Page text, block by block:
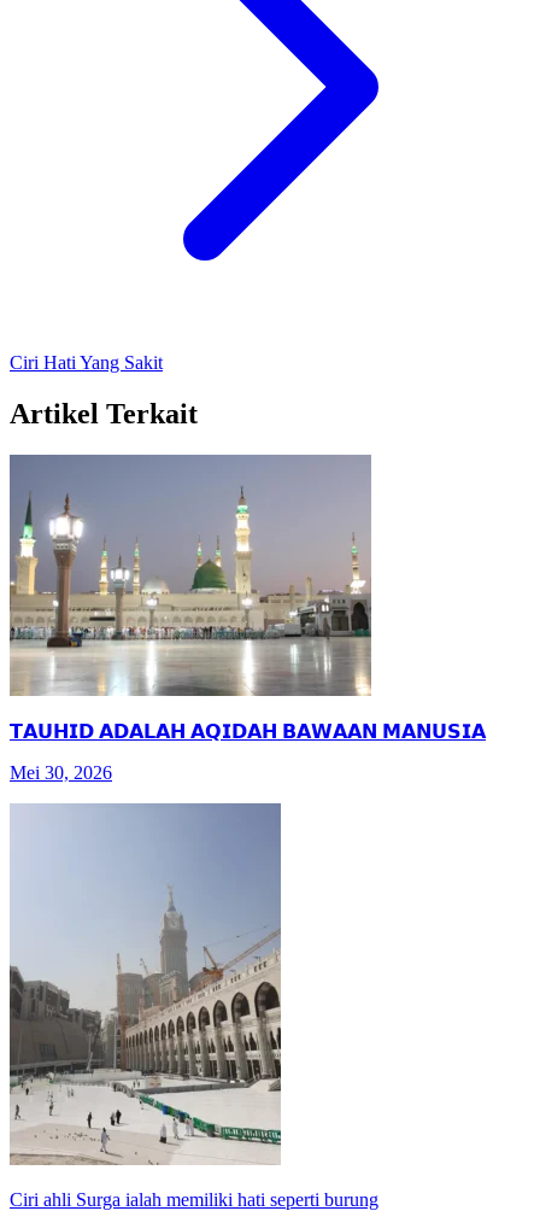
Ciri Hati Yang Sakit
Artikel Terkait
𝗧𝗔𝗨𝗛𝗜𝗗 𝗔𝗗𝗔𝗟𝗔𝗛 𝗔𝗤𝗜𝗗𝗔𝗛 𝗕𝗔𝗪𝗔𝗔𝗡 𝗠𝗔𝗡𝗨𝗦𝗜𝗔
Mei 30, 2026
Ciri ahli Surga ialah memiliki hati seperti burung